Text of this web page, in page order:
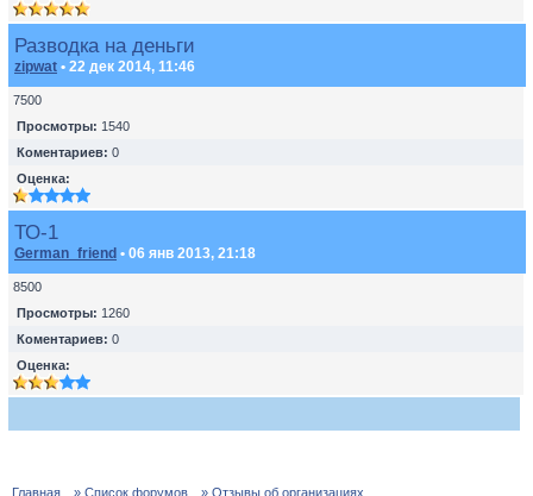
Разводка на деньги
zipwat • 22 дек 2014, 11:46
7500
Просмотры: 1540
Коментариев: 0
Оценка:
ТО-1
German_friend • 06 янв 2013, 21:18
8500
Просмотры: 1260
Коментариев: 0
Оценка:
Главная » Список форумов » Отзывы об организациях